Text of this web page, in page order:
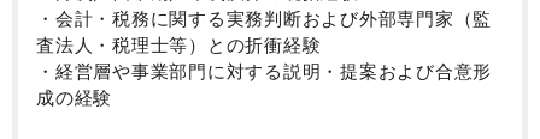
・会計・税務に関する実務判断および外部専門家（監
査法人・税理士等）との折衝経験
・経営層や事業部門に対する説明・提案および合意形
成の経験